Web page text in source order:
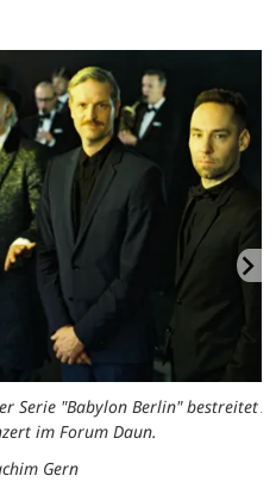
Serie "Babylon Berlin" bestreitet
im Forum Daun.
Gern